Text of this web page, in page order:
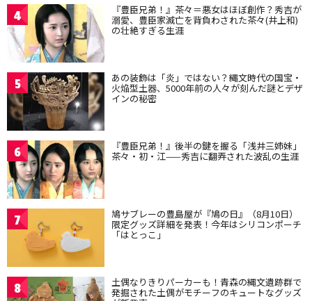
4 『豊臣兄弟！』茶々＝悪女はほぼ創作？秀吉が
溺愛、豊臣家滅亡を背負わされた茶々(井上和)
の壮絶すぎる生涯
5 あの装飾は「炎」ではない？縄文時代の国宝・
火焔型土器、5000年前の人々が刻んだ謎とデザ
インの秘密
6 『豊臣兄弟！』後半の鍵を握る「浅井三姉妹」
茶々・初・江——秀吉に翻弄された波乱の生涯
7 鳩サブレーの豊島屋が『鳩の日』（8月10日）
限定グッズ詳細を発表！今年はシリコンポーチ
「はとっこ」
8 土偶なりきりパーカーも！青森の縄文遺跡群で
発掘された土偶がモチーフのキュートなグッズ